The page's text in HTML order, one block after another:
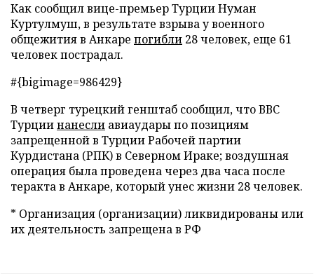
Как сообщил вице-премьер Турции Нуман
Куртулмуш, в результате взрыва у военного
общежития в Анкаре погибли 28 человек, еще 61
человек пострадал.
#{bigimage=986429}
В четверг турецкий генштаб сообщил, что ВВС
Турциинанесли авиаудары по позициям
запрещенной в Турции Рабочей партии
Курдистана (РПК) в Северном Ираке; воздушная
операция была проведена через два часа после
теракта в Анкаре, который унес жизни 28 человек.
* Организация (организации) ликвидированы или
их деятельность запрещена в РФ